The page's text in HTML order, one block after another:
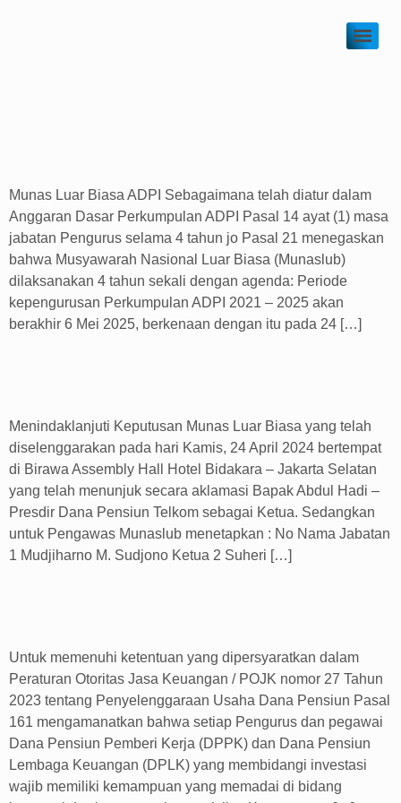
Munas Luar Biasa ADPI Sebagaimana telah diatur dalam
Anggaran Dasar Perkumpulan ADPI Pasal 14 ayat (1) masa
jabatan Pengurus selama 4 tahun jo Pasal 21 menegaskan
bahwa Musyawarah Nasional Luar Biasa (Munaslub)
dilaksanakan 4 tahun sekali dengan agenda: Periode
kepengurusan Perkumpulan ADPI 2021 – 2025 akan
berakhir 6 Mei 2025, berkenaan dengan itu pada 24 […]
Menindaklanjuti Keputusan Munas Luar Biasa yang telah
diselenggarakan pada hari Kamis, 24 April 2024 bertempat
di Birawa Assembly Hall Hotel Bidakara – Jakarta Selatan
yang telah menunjuk secara aklamasi Bapak Abdul Hadi –
Presdir Dana Pensiun Telkom sebagai Ketua. Sedangkan
untuk Pengawas Munaslub menetapkan : No Nama Jabatan
1 Mudjiharno M. Sudjono Ketua 2 Suheri […]
Untuk memenuhi ketentuan yang dipersyaratkan dalam
Peraturan Otoritas Jasa Keuangan / POJK nomor 27 Tahun
2023 tentang Penyelenggaraan Usaha Dana Pensiun Pasal
161 mengamanatkan bahwa setiap Pengurus dan pegawai
Dana Pensiun Pemberi Kerja (DPPK) dan Dana Pensiun
Lembaga Keuangan (DPLK) yang membidangi investasi
wajib memiliki kemampuan yang memadai di bidang